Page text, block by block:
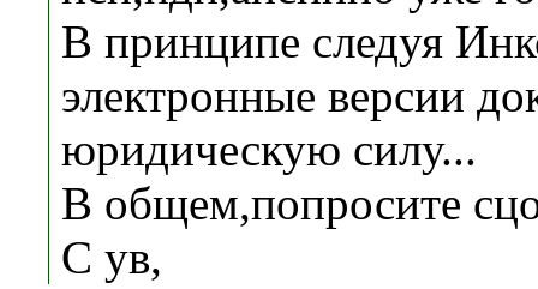
В принципе следуя
электронные версии
юридическую силу...
В общем,попросите
С ув,